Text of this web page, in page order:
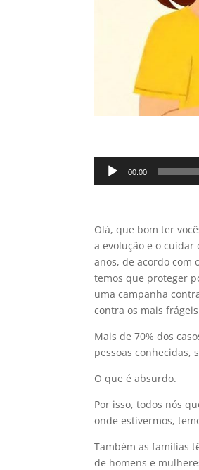
Tocador
00:00
Olá, que bom ter
a evolução e o
anos, de acordo com
temos que proteger
uma campanha
contra os mais
Mais de 70% dos
pessoas conhecidas,
O que é absurdo.
Por isso, todos nós
onde estivermos,
Também as famílias
de homens e